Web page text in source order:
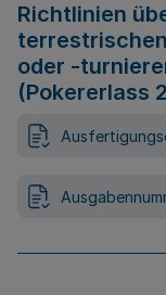
Richtlinien
oder -
(Pokererlass